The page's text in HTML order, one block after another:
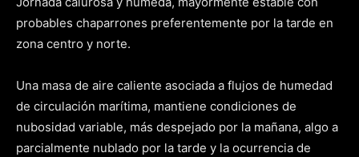
probables chaparrones preferentemente por la tarde en
zona centro y norte.
Una masa de aire caliente asociada a flujos de humedad
de circulación marítima, mantiene condiciones de
nubosidad variable, más despejado por la mañana, algo a
parcialmente nublado por la tarde y la ocurrencia de